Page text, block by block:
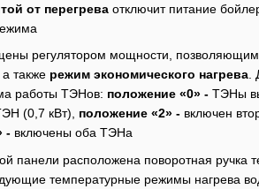
от перегрева отключит питание
регулятором мощности,
также режим экономического нагрева
работы ТЭНов: положение «0» - ТЭНы
(0,7 кВт),
положение «2» - включен
- включены оба ТЭНа
панели расположена поворотная ручка
температурные режимы нагрева